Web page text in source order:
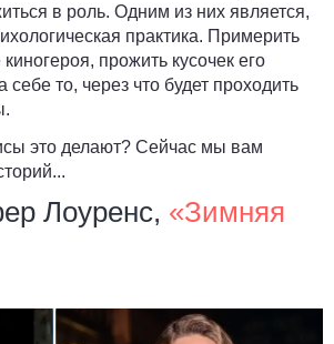
в роль. Одним из них является,
практика. Примерить
прожить кусочек его
себе то, через что будет проходить
это делают? Сейчас мы вам
Лоуренс, «Зимняя